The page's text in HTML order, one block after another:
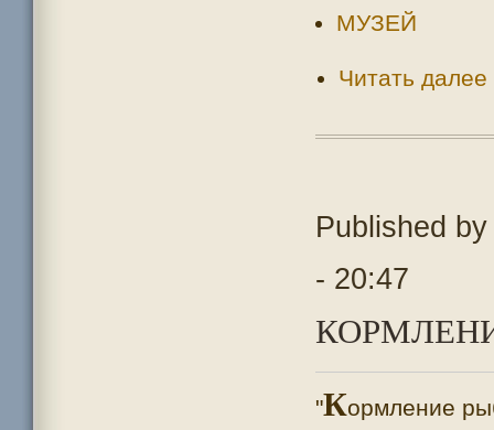
МУЗЕЙ
Читать далее
Published
- 20:47
"Кормление